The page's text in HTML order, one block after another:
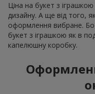
Ціна на букет з
дизайну. А ще від того,
оформлення вибране.
букет з іграшкою як в
капелюшну коробку.